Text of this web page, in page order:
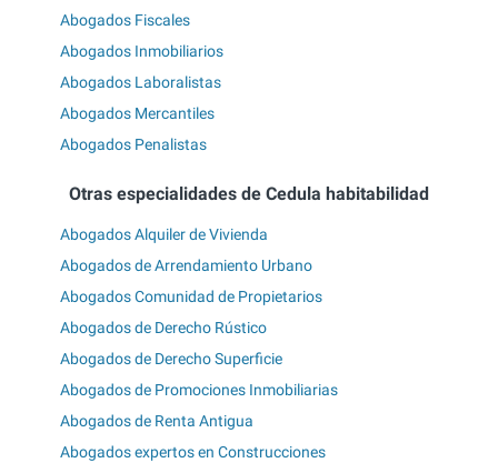
Abogados Fiscales
Abogados Inmobiliarios
Abogados Laboralistas
Abogados Mercantiles
Abogados Penalistas
Otras especialidades de Cedula habitabilidad
Abogados Alquiler de Vivienda
Abogados de Arrendamiento Urbano
Abogados Comunidad de Propietarios
Abogados de Derecho Rústico
Abogados de Derecho Superficie
Abogados de Promociones Inmobiliarias
Abogados de Renta Antigua
Abogados expertos en Construcciones